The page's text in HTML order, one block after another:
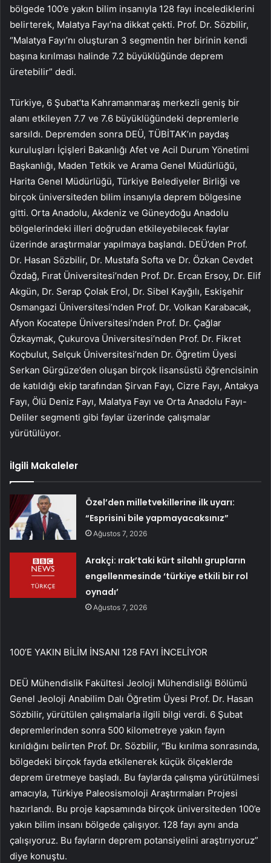
bölgede 100’e yakın bilim insanıyla 128 fayı incelediklerini
belirterek, Malatya Fayı’na dikkat çekti. Prof. Dr. Sözbilir,
“Malatya Fayı’nı oluşturan 3 segmentin her birinin kendi
başına kırılması halinde 7.2 büyüklüğünde deprem
üretebilir” dedi.
Türkiye, 6 Şubat’ta Kahramanmaraş merkezli geniş bir
alanı etkileyen 7.7 ve 7.6 büyüklüğündeki depremlerle
sarsıldı. Depremden sonra DEÜ, TÜBİTAK’ın paydaş
kuruluşları İçişleri Bakanlığı Afet ve Acil Durum Yönetimi
Başkanlığı, Maden Tetkik ve Arama Genel Müdürlüğü,
Harita Genel Müdürlüğü, Türkiye Belediyeler Birliği ve
birçok üniversiteden bilim insanıyla deprem bölgesine
gitti. Orta Anadolu, Akdeniz ve Güneydoğu Anadolu
bölgelerindeki illeri doğrudan etkileyebilecek faylar
üzerinde araştırmalar yapılmaya başlandı. DEÜ’den Prof.
Dr. Hasan Sözbilir, Dr. Mustafa Softa ve Dr. Özkan Cevdet
Özdağ, Fırat Üniversitesi’nden Prof. Dr. Ercan Ersoy, Dr. Elif
Akgün, Dr. Serap Çolak Erol, Dr. Sibel Kayğılı, Eskişehir
Osmangazi Üniversitesi’nden Prof. Dr. Volkan Karabacak,
Afyon Kocatepe Üniversitesi’nden Prof. Dr. Çağlar
Özkaymak, Çukurova Üniversitesi’nden Prof. Dr. Fikret
Koçbulut, Selçuk Üniversitesi’nden Dr. Öğretim Üyesi
Serkan Gürgüze’den oluşan birçok lisansüstü öğrencisinin
de katıldığı ekip tarafından Şirvan Fayı, Cizre Fayı, Antakya
Fayı, Ölü Deniz Fayı, Malatya Fayı ve Orta Anadolu Fayı-
Deliler segmenti gibi faylar üzerinde çalışmalar
yürütülüyor.
İlgili Makaleler
Özel’den milletvekillerine ilk uyarı:
“Esprisini bile yapmayacaksınız”
Ağustos 7, 2026
Arakçi: ırak’taki kürt silahlı grupların
engellenmesinde ‘türkiye etkili bir rol
oynadı’
Ağustos 7, 2026
100’E YAKIN BİLİM İNSANI 128 FAYI İNCELİYOR
DEÜ Mühendislik Fakültesi Jeoloji Mühendisliği Bölümü
Genel Jeoloji Anabilim Dalı Öğretim Üyesi Prof. Dr. Hasan
Sözbilir, yürütülen çalışmalarla ilgili bilgi verdi. 6 Şubat
depremlerinden sonra 500 kilometreye yakın fayın
kırıldığını belirten Prof. Dr. Sözbilir, “Bu kırılma sonrasında,
bölgedeki birçok fayda etkilenerek küçük ölçeklerde
deprem üretmeye başladı. Bu faylarda çalışma yürütülmesi
amacıyla, Türkiye Paleosismoloji Araştırmaları Projesi
hazırlandı. Bu proje kapsamında birçok üniversiteden 100’e
yakın bilim insanı bölgede çalışıyor. 128 fayı aynı anda
çalışıyoruz. Bu fayların deprem potansiyelini araştırıyoruz”
diye konuştu.